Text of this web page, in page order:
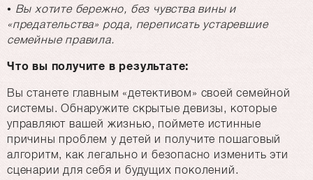
• Вы хотите бережно, без чувства вины и
«предательства» рода, переписать устаревшие
семейные правила.
Что вы получите в результате:
Вы станете главным «детективом» своей семейной
системы. Обнаружите скрытые девизы, которые
управляют вашей жизнью, поймете истинные
причины проблем у детей и получите пошаговый
алгоритм, как легально и безопасно изменить эти
сценарии для себя и будущих поколений.